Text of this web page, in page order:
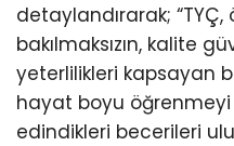
detaylandırarak;
bakılmaksızın, kalite
yeterlilikleri kapsayan
hayat boyu öğrenmeyi
edindikleri becerileri